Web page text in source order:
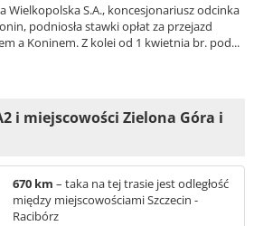
Wielkopolska S.A., koncesjonariusz odcinka
podniosła stawki opłat za przejazd
a Koninem. Z kolei od 1 kwietnia br. pod...
i miejscowości Zielona Góra i
670 km – taka na tej trasie jest odległość
między miejscowościami Szczecin -
Racibórz